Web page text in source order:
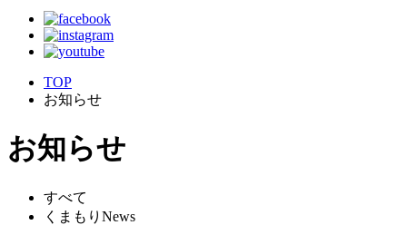
TOP
お知らせ
お知らせ
すべて
くまもりNews